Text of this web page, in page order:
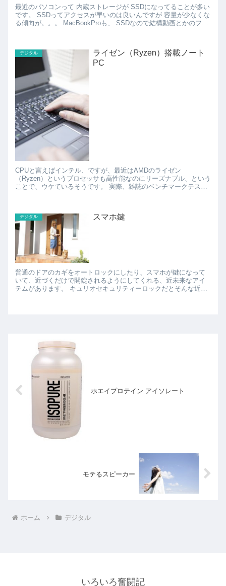
最近のパソコンって 内蔵ストレージが SSDになってることが多い
です。 SSDってアクセスが早いのは良いんですが 容量が少なくな
る傾向が。。。 MacBookProも、 SSDなので結構動画とかのファ
デジタル
ライゼン（Ryzen）搭載ノート
PC
CPUと言えばインテル、ですが、最近はAMDのライゼン
（Ryzen）というプロセッサも高性能なのにリーズナブル、という
ことで、ウケているそうです。 実際、雑誌のベンチマークテスト
デジタル スマホ鍵
普通のドアのカギをオートロックにしたり、スマホが鍵になって
いて、近づくだけで開錠されるようにしてくれる、近未来なアイ
テムがあります。 キュリオセキュリティーロックだとそんな近未
ホエイプロテイン アイソレート
モテるスピーカー
ホーム デジタル
いろいろ奮闘記